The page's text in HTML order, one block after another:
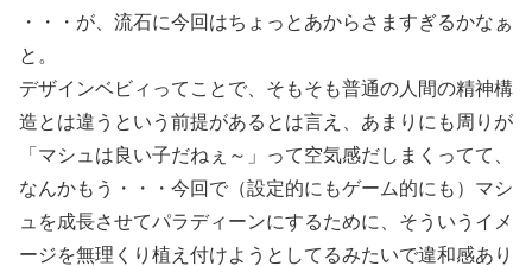
・・・が、流石に今回はちょっとあからさますぎるかなぁ
と。
デザインベビィってことで、そもそも普通の人間の精神構
造とは違うという前提があるとは言え、あまりにも周りが
「マシュは良い子だねぇ～」って空気感だしまくってて、
なんかもう・・・今回で（設定的にもゲーム的にも）マシ
ュを成長させてパラディーンにするために、そういうイメ
ージを無理くり植え付けようとしてるみたいで違和感あり